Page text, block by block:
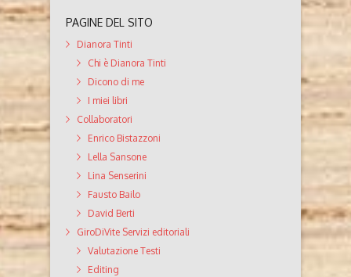
PAGINE DEL SITO
Dianora Tinti
Chi è Dianora Tinti
Dicono di me
I miei libri
Collaboratori
Enrico Bistazzoni
Lella Sansone
Lina Senserini
Fausto Bailo
David Berti
GiroDiVite Servizi editoriali
Valutazione Testi
Editing